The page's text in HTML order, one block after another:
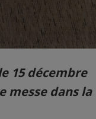
15 décembre
messe dans la